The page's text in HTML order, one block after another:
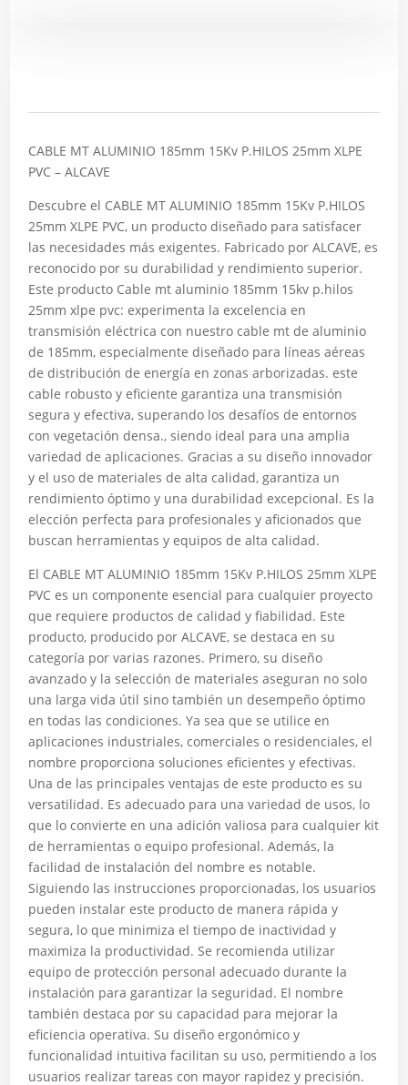
CABLE MT ALUMINIO 185mm 15Kv P.HILOS 25mm XLPE
PVC – ALCAVE
Descubre el CABLE MT ALUMINIO 185mm 15Kv P.HILOS
25mm XLPE PVC, un producto diseñado para satisfacer
las necesidades más exigentes. Fabricado por ALCAVE, es
reconocido por su durabilidad y rendimiento superior.
Este producto Cable mt aluminio 185mm 15kv p.hilos
25mm xlpe pvc: experimenta la excelencia en
transmisión eléctrica con nuestro cable mt de aluminio
de 185mm, especialmente diseñado para líneas aéreas
de distribución de energía en zonas arborizadas. este
cable robusto y eficiente garantiza una transmisión
segura y efectiva, superando los desafíos de entornos
con vegetación densa., siendo ideal para una amplia
variedad de aplicaciones. Gracias a su diseño innovador
y el uso de materiales de alta calidad, garantiza un
rendimiento óptimo y una durabilidad excepcional. Es la
elección perfecta para profesionales y aficionados que
buscan herramientas y equipos de alta calidad.
El CABLE MT ALUMINIO 185mm 15Kv P.HILOS 25mm XLPE
PVC es un componente esencial para cualquier proyecto
que requiere productos de calidad y fiabilidad. Este
producto, producido por ALCAVE, se destaca en su
categoría por varias razones. Primero, su diseño
avanzado y la selección de materiales aseguran no solo
una larga vida útil sino también un desempeño óptimo
en todas las condiciones. Ya sea que se utilice en
aplicaciones industriales, comerciales o residenciales, el
nombre proporciona soluciones eficientes y efectivas.
Una de las principales ventajas de este producto es su
versatilidad. Es adecuado para una variedad de usos, lo
que lo convierte en una adición valiosa para cualquier kit
de herramientas o equipo profesional. Además, la
facilidad de instalación del nombre es notable.
Siguiendo las instrucciones proporcionadas, los usuarios
pueden instalar este producto de manera rápida y
segura, lo que minimiza el tiempo de inactividad y
maximiza la productividad. Se recomienda utilizar
equipo de protección personal adecuado durante la
instalación para garantizar la seguridad. El nombre
también destaca por su capacidad para mejorar la
eficiencia operativa. Su diseño ergonómico y
funcionalidad intuitiva facilitan su uso, permitiendo a los
usuarios realizar tareas con mayor rapidez y precisión.